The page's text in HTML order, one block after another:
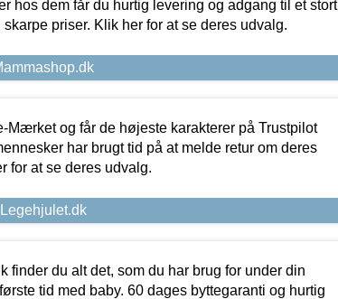
hos dem får du hurtig levering og adgang til et stort
skarpe priser. Klik her for at se deres udvalg.
Mærket og får de højeste karakterer på Trustpilot
har brugt tid på at melde retur om deres
for at se deres udvalg.
finder du alt det, som du har brug for under din
tid med baby. 60 dages byttegaranti og hurtig